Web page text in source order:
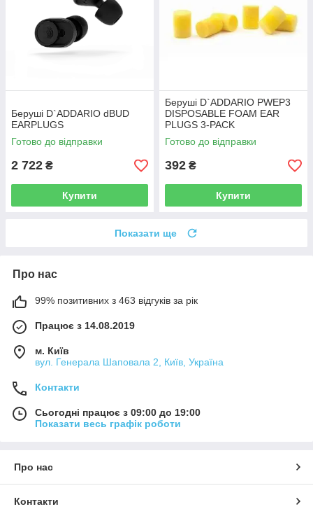
Беруші D`ADDARIO dBUD
EARPLUGS
Готово до відправки
2 722 ₴
Купити
Беруші D`ADDARIO PWEP3
DISPOSABLE FOAM EAR
PLUGS 3-PACK
Готово до відправки
392 ₴
Купити
Показати ще
Про нас
99% позитивних з 463 відгуків за рік
Працює з 14.08.2019
м. Київ
вул. Генерала Шаповала 2, Київ, Україна
Контакти
Сьогодні працює з 09:00 до 19:00
Показати весь графік роботи
Про нас
Контакти